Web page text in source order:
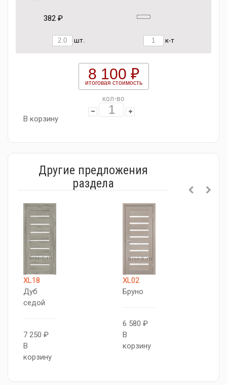
382 ₽
шт. к-т
8 100 ₽
итоговая стоимость
кол-во
В корзину
Другие предложения
раздела
XL18
Дуб
седой
7 250 ₽
В
корзину
XL02
Бруно
6 580 ₽
В
корзину